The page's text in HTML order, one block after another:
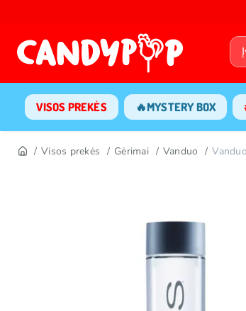
VISOS PREKĖS 🔥MYSTERY BOX
Visos prekės Gėrimai Vanduo